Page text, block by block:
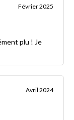
Février 2025
plu ! Je
Avril 2024